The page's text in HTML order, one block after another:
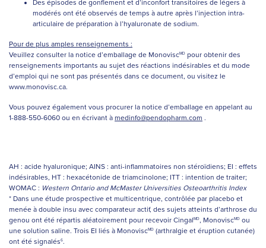
Des épisodes de gonflement et d’inconfort transitoires de légers à
modérés ont été observés de temps à autre après l’injection intra-
articulaire de préparation à l’hyaluronate de sodium.
Pour de plus amples renseignements :
Veuillez consulter la notice d’emballage de MonoviscMD pour obtenir des
renseignements importants au sujet des réactions indésirables et du mode
d’emploi qui ne sont pas présentés dans ce document, ou visitez le
www.monovisc.ca.
Vous pouvez également vous procurer la notice d’emballage en appelant au
1-888-550-6060 ou en écrivant à medinfo@pendopharm.com .
AH : acide hyaluronique; AINS : anti-inflammatoires non stéroïdiens; EI : effets
indésirables, HT : hexacétonide de triamcinolone; ITT : intention de traiter;
WOMAC : Western Ontario and McMaster Universities Osteoarthritis Index
* Dans une étude prospective et multicentrique, contrôlée par placebo et
menée à double insu avec comparateur actif, des sujets atteints d’arthrose du
genou ont été répartis aléatoirement pour recevoir Cingal MD, MonoviscMD ou
une solution saline. Trois EI liés à MonoviscMD (arthralgie et éruption cutanée)
ont été signalés6.